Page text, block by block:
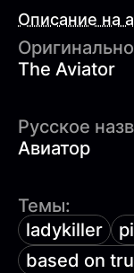
Описание на
The Aviator
Русское
Авиатор
Темы:
ladykiller
based on